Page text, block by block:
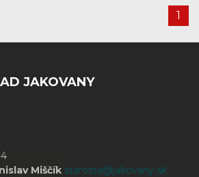
1
JAKOVANY
Miščík starosta@jakovany.sk